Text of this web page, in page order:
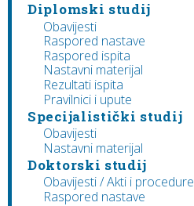
Diplomski studij
Obavijesti
Raspored nastave
Raspored ispita
Nastavni materijal
Rezultati ispita
Pravilnici i upute
Specijalistički studij
Obavijesti
Nastavni materijal
Doktorski studij
Obavijesti / Akti i procedure
Raspored nastave